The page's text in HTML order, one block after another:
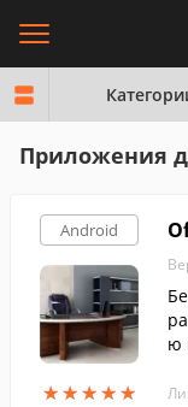
Приложения
Android
★★★★★
★★★★★
ю